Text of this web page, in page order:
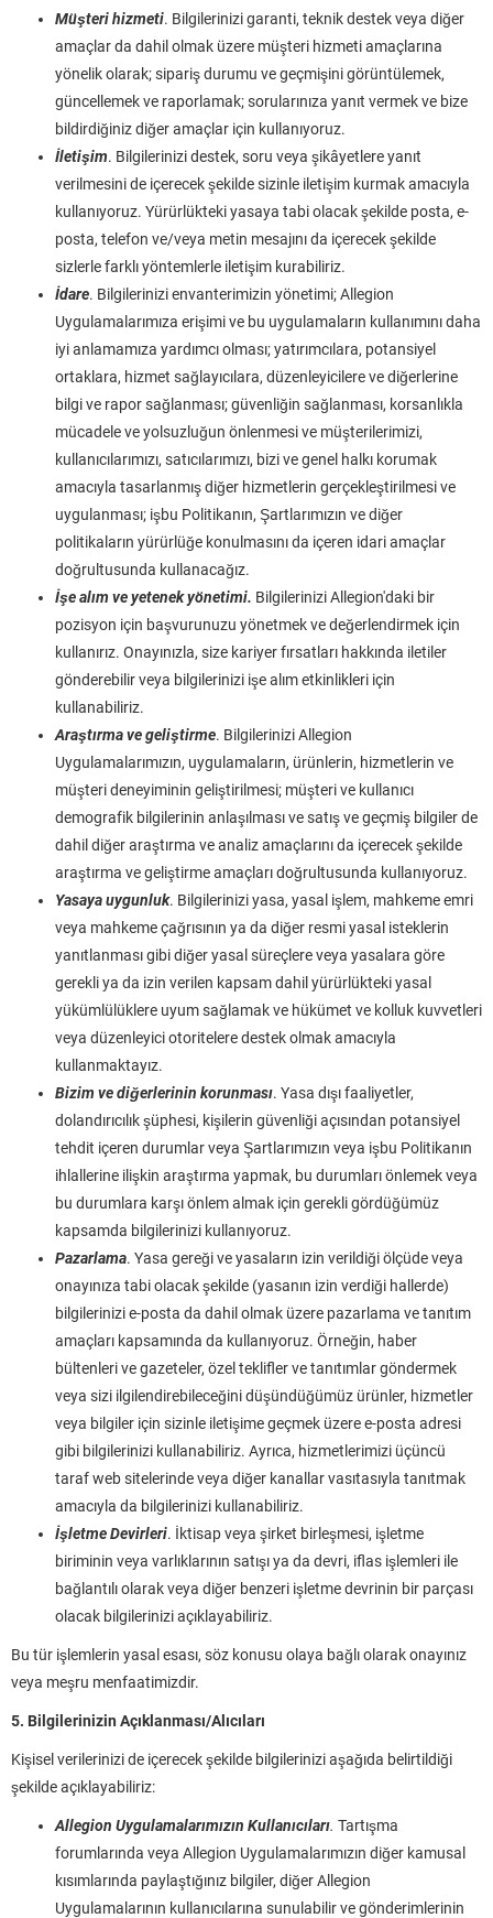
Müşteri hizmeti. Bilgilerinizi garanti, teknik destek veya diğer
amaçlar da dahil olmak üzere müşteri hizmeti amaçlarına
yönelik olarak; sipariş durumu ve geçmişini görüntülemek,
güncellemek ve raporlamak; sorularınıza yanıt vermek ve bize
bildirdiğiniz diğer amaçlar için kullanıyoruz.
İletişim. Bilgilerinizi destek, soru veya şikâyetlere yanıt
verilmesini de içerecek şekilde sizinle iletişim kurmak amacıyla
kullanıyoruz. Yürürlükteki yasaya tabi olacak şekilde posta, e-
posta, telefon ve/veya metin mesajını da içerecek şekilde
sizlerle farklı yöntemlerle iletişim kurabiliriz.
İdare. Bilgilerinizi envanterimizin yönetimi; Allegion
Uygulamalarımıza erişimi ve bu uygulamaların kullanımını daha
iyi anlamamıza yardımcı olması; yatırımcılara, potansiyel
ortaklara, hizmet sağlayıcılara, düzenleyicilere ve diğerlerine
bilgi ve rapor sağlanması; güvenliğin sağlanması, korsanlıkla
mücadele ve yolsuzluğun önlenmesi ve müşterilerimizi,
kullanıcılarımızı, satıcılarımızı, bizi ve genel halkı korumak
amacıyla tasarlanmış diğer hizmetlerin gerçekleştirilmesi ve
uygulanması; işbu Politikanın, Şartlarımızın ve diğer
politikaların yürürlüğe konulmasını da içeren idari amaçlar
doğrultusunda kullanacağız.
İşe alım ve yetenek yönetimi. Bilgilerinizi Allegion'daki bir
pozisyon için başvurunuzu yönetmek ve değerlendirmek için
kullanırız. Onayınızla, size kariyer fırsatları hakkında iletiler
gönderebilir veya bilgilerinizi işe alım etkinlikleri için
kullanabiliriz.
Araştırma ve geliştirme. Bilgilerinizi Allegion
Uygulamalarımızın, uygulamaların, ürünlerin, hizmetlerin ve
müşteri deneyiminin geliştirilmesi; müşteri ve kullanıcı
demografik bilgilerinin anlaşılması ve satış ve geçmiş bilgiler de
dahil diğer araştırma ve analiz amaçlarını da içerecek şekilde
araştırma ve geliştirme amaçları doğrultusunda kullanıyoruz.
Yasaya uygunluk. Bilgilerinizi yasa, yasal işlem, mahkeme emri
veya mahkeme çağrısının ya da diğer resmi yasal isteklerin
yanıtlanması gibi diğer yasal süreçlere veya yasalara göre
gerekli ya da izin verilen kapsam dahil yürürlükteki yasal
yükümlülüklere uyum sağlamak ve hükümet ve kolluk kuvvetleri
veya düzenleyici otoritelere destek olmak amacıyla
kullanmaktayız.
Bizim ve diğerlerinin korunması. Yasa dışı faaliyetler,
dolandırıcılık şüphesi, kişilerin güvenliği açısından potansiyel
tehdit içeren durumlar veya Şartlarımızın veya işbu Politikanın
ihlallerine ilişkin araştırma yapmak, bu durumları önlemek veya
bu durumlara karşı önlem almak için gerekli gördüğümüz
kapsamda bilgilerinizi kullanıyoruz.
Pazarlama. Yasa gereği ve yasaların izin verildiği ölçüde veya
onayınıza tabi olacak şekilde (yasanın izin verdiği hallerde)
bilgilerinizi e-posta da dahil olmak üzere pazarlama ve tanıtım
amaçları kapsamında da kullanıyoruz. Örneğin, haber
bültenleri ve gazeteler, özel teklifler ve tanıtımlar göndermek
veya sizi ilgilendirebileceğini düşündüğümüz ürünler, hizmetler
veya bilgiler için sizinle iletişime geçmek üzere e-posta adresi
gibi bilgilerinizi kullanabiliriz. Ayrıca, hizmetlerimizi üçüncü
taraf web sitelerinde veya diğer kanallar vasıtasıyla tanıtmak
amacıyla da bilgilerinizi kullanabiliriz.
İşletme Devirleri. İktisap veya şirket birleşmesi, işletme
biriminin veya varlıklarının satışı ya da devri, iflas işlemleri ile
bağlantılı olarak veya diğer benzeri işletme devrinin bir parçası
olacak bilgilerinizi açıklayabiliriz.
Bu tür işlemlerin yasal esası, söz konusu olaya bağlı olarak onayınız
veya meşru menfaatimizdir.
5. Bilgilerinizin Açıklanması/Alıcıları
Kişisel verilerinizi de içerecek şekilde bilgilerinizi aşağıda belirtildiği
şekilde açıklayabiliriz:
Allegion Uygulamalarımızın Kullanıcıları. Tartışma
forumlarında veya Allegion Uygulamalarımızın diğer kamusal
kısımlarında paylaştığınız bilgiler, diğer Allegion
Uygulamalarının kullanıcılarına sunulabilir ve gönderimlerinin